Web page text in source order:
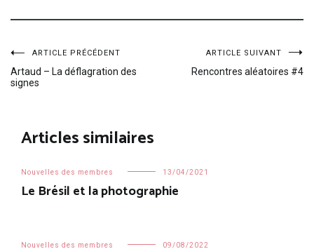
Navigation
de
l’article
ARTICLE PRÉCÉDENT
Artaud – La déflagration des
signes
ARTICLE SUIVANT
Rencontres aléatoires #4
Articles similaires
Nouvelles des membres 13/04/2021
Le Brésil et la photographie
Nouvelles des membres 09/08/2022